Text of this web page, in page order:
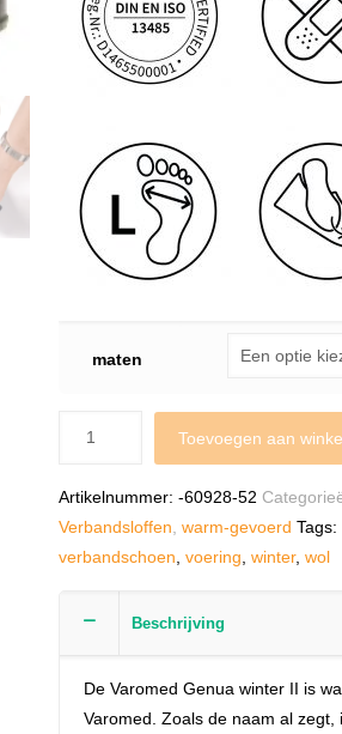
maten
Toevoegen aan
Artikelnummer: -60928-52
Verbandsloffen warm-gevoerd Tags:
verbandschoen voering winter, wol
Beschrijving
De Varomed Genua winter II is
Varomed. Zoals de naam al